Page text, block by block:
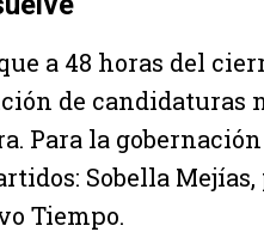
a 48 horas del
de candidaturas
Para la
Sobella
Tiempo.